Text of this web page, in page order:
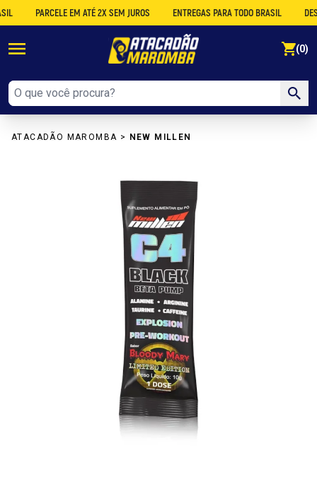
PARCELE EM ATÉ 2X SEM JUROS ENTREGAS PARA TODO BRASIL
(0)
ATACADÃO MAROMBA > NEW MILLEN